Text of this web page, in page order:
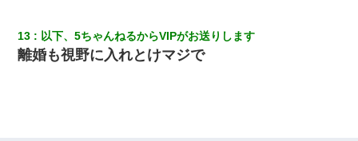
妻と同居し始めたときから、よく妻が「どこかで音漏れしてな
い？音楽聞こえる」と言っていて…
13 以下、5ちゃんねるからVIPがお送りします
離婚も視野に入れとけマジで